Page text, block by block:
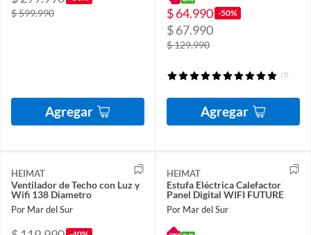
$ 599.990
Agregar
$ 64.990 -50%
$ 67.990
$ 129.990
(1)
Agregar
HEIMAT
Ventilador de Techo con Luz y
Wifi 138 Diametro
Por Mar del Sur
HEIMAT
Estufa Eléctrica Calefactor
Panel Digital WIFI FUTURE
Por Mar del Sur